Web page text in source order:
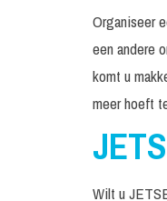
Organiseer
een andere
komt u
meer hoeft
Wilt u